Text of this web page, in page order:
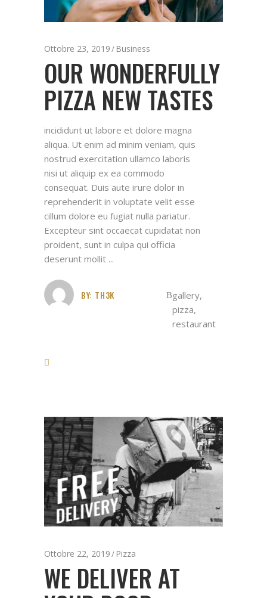
Ottobre 23, 2019 Business
OUR WONDERFULLY
PIZZA NEW TASTES
incididunt ut labore et dolore magna
aliqua. Ut enim ad minim veniam, quis
nostrud exercitation ullamco laboris
nisi ut aliquip ex ea commodo
consequat. Duis aute irure dolor in
reprehenderit in voluptate velit esse
cillum dolore eu fugiat nulla pariatur.
Excepteur sint occaecat cupidatat non
proident, sunt in culpa qui officia
deserunt mollit
BY: TH3K gallery,
pizza,
restaurant
Ottobre 22, 2019 Pizza
WE DELIVER AT